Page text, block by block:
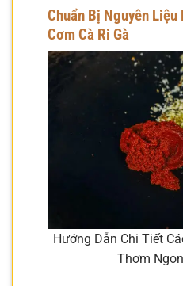
Chuẩn Bị Nguyên Liệu
Cơm Cà Ri Gà
Hướng Dẫn Chi Tiết
Thơm